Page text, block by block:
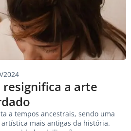
a arte
2024
a tempos ancestrais, sendo uma
mais antigas da história.